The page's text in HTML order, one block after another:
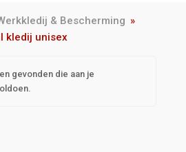
& Bescherming »
kledij unisex
gevonden die aan je